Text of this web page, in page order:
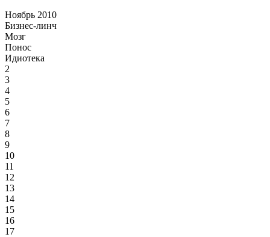
Ноябрь 2010
Бизнес-линч
Мозг
Понос
Идиотека
2
3
4
5
6
7
8
9
10
11
12
13
14
15
16
17